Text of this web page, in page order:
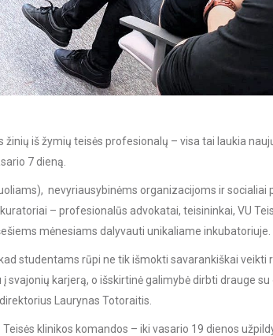
iš žymių teisės profesionalų – visa tai laukia
7 dieną.
nevyriausybinėms organizacijoms ir socialiai
– profesionalūs advokatai, teisininkai, VU
mėnesiams dalyvauti unikaliame inkubatoriuje.
studentams rūpi ne tik išmokti savarankiškai veikti
karjerą, o išskirtinė galimybė dirbti drauge
Laurynas Totoraitis.
klinikos komandos – iki vasario 19 dienos